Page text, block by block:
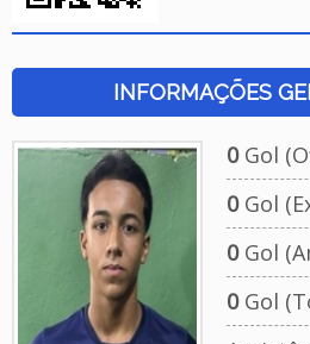
INFORMAÇÕES
0Gol
0Gol
0Gol
0Gol